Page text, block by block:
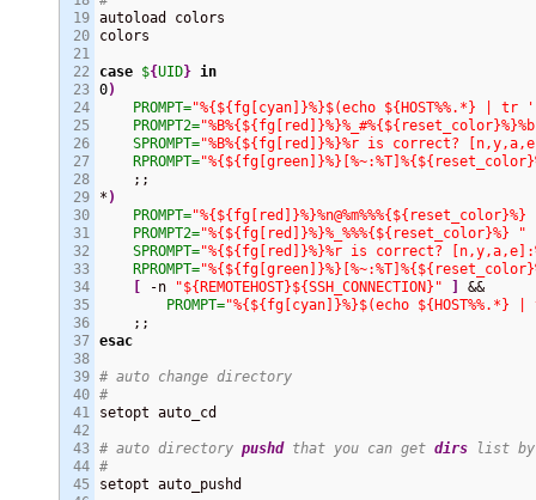
19
20
21
22
23
24
25
26
27
28
29
30
31
32
33
34
35
36
37
38
39
40
41
42
43
44
45
autoload colors
colors
case ${UID} in
0)
PROMPT="%{${fg[cyan]}%}$(echo ${HOST%%.*} |
PROMPT2=
SPROMPT="%B%{${fg[red]}%}%r is correct?
RPROMPT=
    ;;
* )
PROMPT=
PROMPT2="%{${fg[red]}%}%_%%%{${reset_color}%} "
SPROMPT="%{${fg[red]}%}%r is correct?
RPROMPT=
[ -n "${REMOTEHOST}${SSH_CONNECTION}" ]
&&
PROMPT="%{${fg[cyan]}%}$(echo
esac
# auto change directory
#
setopt auto_cd
# auto directory pushd that you can get dirs list
#
setopt auto_pushd